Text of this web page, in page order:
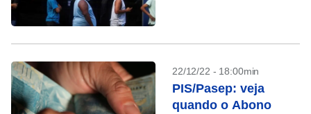
22/12/22 - 18:00min
PIS/Pasep: veja
quando o Abono